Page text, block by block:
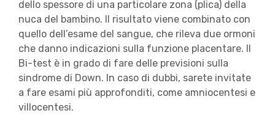
dello spessore di una particolare zona (plica) della
nuca del bambino. Il risultato viene combinato con
quello dell’esame del sangue, che rileva due ormoni
che danno indicazioni sulla funzione placentare. Il
Bi-test è in grado di fare delle previsioni sulla
sindrome di Down. In caso di dubbi, sarete invitate
a fare esami più approfonditi, come amniocentesi e
villocentesi.